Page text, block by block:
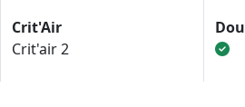
Crit'Air
Crit'air 2